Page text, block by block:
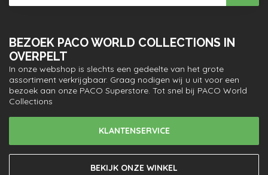
BEZOEK PACO WORLD COLLECTIONS IN
OVERPELT
In onze webshop is slechts een gedeelte van het grote
assortiment verkrijgbaar. Graag nodigen wij u uit voor een
bezoek aan onze PACO Superstore. Tot snel bij PACO World
Collections
KLANTENSERVICE
BEKIJK ONZE WINKEL